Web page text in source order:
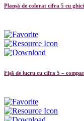
Planșă de colorat cifra 5 cu
Fișă de lucru cu cifra 5 –